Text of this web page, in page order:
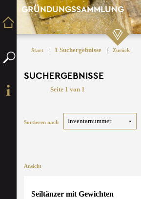
GRÜNDUNGSSAMMLUNG
Start | 1 Suchergebnisse | Zurück
SUCHERGEBNISSE
Seite 1 von 1
Sortieren nach
Ansicht
Seiltänzer mit Gewichten